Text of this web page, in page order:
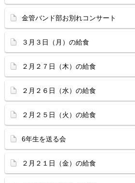
金管バンド部お別れコンサート
３月３日（月）の給食
２月２７日（木）の給食
２月２６日（水）の給食
２月２５日（火）の給食
6年生を送る会
２月２１日（金）の給食